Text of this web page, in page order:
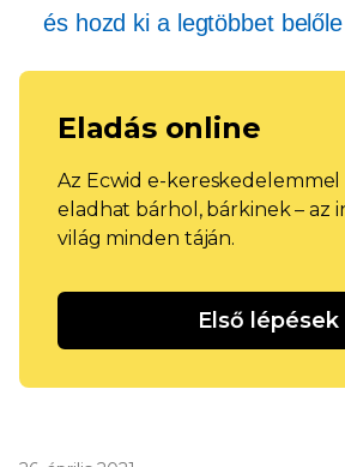
és hozd ki a legtöbbet belőle
Eladás online
Az Ecwid e-
eladhat bárhol, bárkinek – az
világ minden táján.
Első lépések